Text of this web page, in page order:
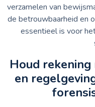
verzamelen van
de betrouwbaarheid en
essentieel is voor
Houd
en